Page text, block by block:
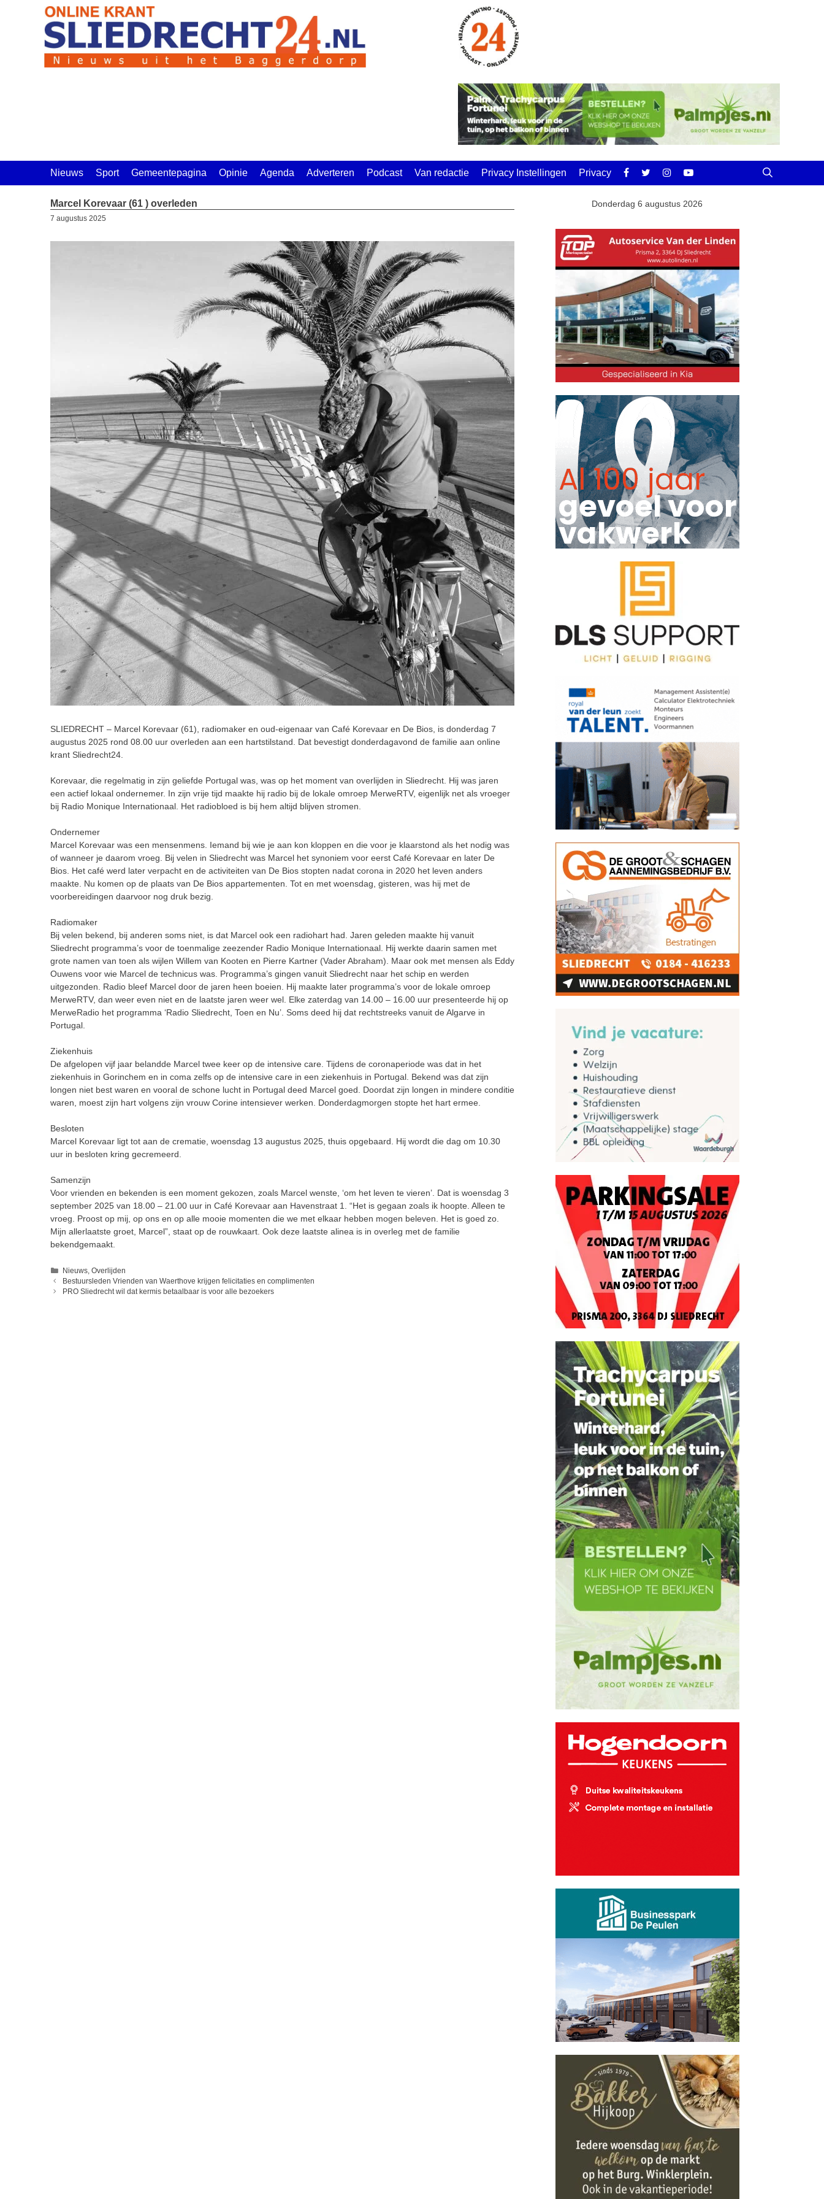
Nieuws Sport Gemeentepagina Opinie Agenda Adverteren Podcast Van redactie Privacy Instellingen Privacy
Marcel Korevaar (61 ) overleden
7 augustus 2025
SLIEDRECHT – Marcel Korevaar (61), radiomaker en oud-eigenaar van Café Korevaar en De Bios, is donderdag 7
augustus 2025 rond 08.00 uur overleden aan een hartstilstand. Dat bevestigt donderdagavond de familie aan online
krant Sliedrecht24.
Korevaar, die regelmatig in zijn geliefde Portugal was, was op het moment van overlijden in Sliedrecht. Hij was jaren
een actief lokaal ondernemer. In zijn vrije tijd maakte hij radio bij de lokale omroep MerweRTV, eigenlijk net als vroeger
bij Radio Monique Internationaal. Het radiobloed is bij hem altijd blijven stromen.
Ondernemer
Marcel Korevaar was een mensenmens. Iemand bij wie je aan kon kloppen en die voor je klaarstond als het nodig was
of wanneer je daarom vroeg. Bij velen in Sliedrecht was Marcel het synoniem voor eerst Café Korevaar en later De
Bios. Het café werd later verpacht en de activiteiten van De Bios stopten nadat corona in 2020 het leven anders
maakte. Nu komen op de plaats van De Bios appartementen. Tot en met woensdag, gisteren, was hij met de
voorbereidingen daarvoor nog druk bezig.
Radiomaker
Bij velen bekend, bij anderen soms niet, is dat Marcel ook een radiohart had. Jaren geleden maakte hij vanuit
Sliedrecht programma’s voor de toenmalige zeezender Radio Monique Internationaal. Hij werkte daarin samen met
grote namen van toen als wijlen Willem van Kooten en Pierre Kartner (Vader Abraham). Maar ook met mensen als Eddy
Ouwens voor wie Marcel de technicus was. Programma’s gingen vanuit Sliedrecht naar het schip en werden
uitgezonden. Radio bleef Marcel door de jaren heen boeien. Hij maakte later programma’s voor de lokale omroep
MerweRTV, dan weer even niet en de laatste jaren weer wel. Elke zaterdag van 14.00 – 16.00 uur presenteerde hij op
MerweRadio het programma ‘Radio Sliedrecht, Toen en Nu’. Soms deed hij dat rechtstreeks vanuit de Algarve in
Portugal.
Ziekenhuis
De afgelopen vijf jaar belandde Marcel twee keer op de intensive care. Tijdens de coronaperiode was dat in het
ziekenhuis in Gorinchem en in coma zelfs op de intensive care in een ziekenhuis in Portugal. Bekend was dat zijn
longen niet best waren en vooral de schone lucht in Portugal deed Marcel goed. Doordat zijn longen in mindere conditie
waren, moest zijn hart volgens zijn vrouw Corine intensiever werken. Donderdagmorgen stopte het hart ermee.
Besloten
Marcel Korevaar ligt tot aan de crematie, woensdag 13 augustus 2025, thuis opgebaard. Hij wordt die dag om 10.30
uur in besloten kring gecremeerd.
Samenzijn
Voor vrienden en bekenden is een moment gekozen, zoals Marcel wenste, ‘om het leven te vieren’. Dat is woensdag 3
september 2025 van 18.00 – 21.00 uur in Café Korevaar aan Havenstraat 1. “Het is gegaan zoals ik hoopte. Alleen te
vroeg. Proost op mij, op ons en op alle mooie momenten die we met elkaar hebben mogen beleven. Het is goed zo.
Mijn allerlaatste groet, Marcel”, staat op de rouwkaart. Ook deze laatste alinea is in overleg met de familie
bekendgemaakt.
Categorieën
Nieuws ,Overlijden
Bestuursleden Vrienden van Waerthove krijgen felicitaties en complimenten
PRO Sliedrecht wil dat kermis betaalbaar is voor alle bezoekers
Donderdag 6 augustus 2026